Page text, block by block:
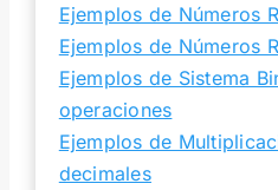
Ejemplos de Números
Ejemplos de Números
Ejemplos de Sistema
operaciones
Ejemplos de
decimales